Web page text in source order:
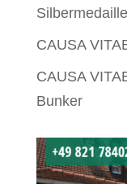
CAUSA
CAUSA
Bunker